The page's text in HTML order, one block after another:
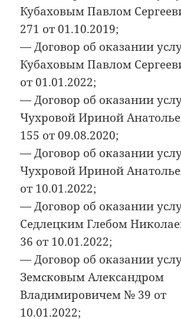
Кубаховым Павлом
271 от 01.10.2019;
— Договор об оказании
Кубаховым Павлом
от 01.01.2022;
— Договор об оказании
Чухровой Ириной
155 от 09.08.2020;
— Договор об оказании
Чухровой Ириной
от 10.01.2022;
— Договор об оказании
Седлецким Глебом
36 от 10.01.2022;
— Договор об оказании
Земсковым Александром
Владимировичем № 39 от
10.01.2022;